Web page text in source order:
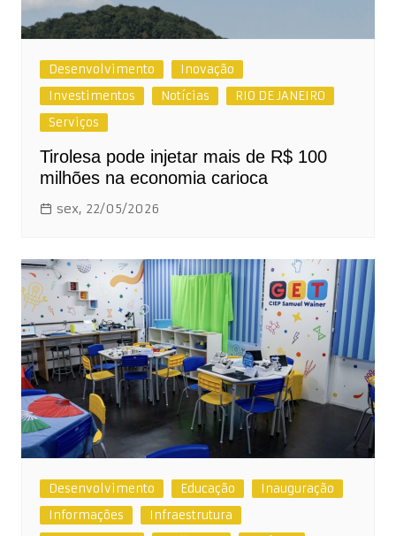
Desenvolvimento
Inovação
Investimentos
Notícias
RIO DE JANEIRO
Serviços
Tirolesa pode injetar mais de R$ 100
milhões na economia carioca
sex, 22/05/2026
Desenvolvimento Educação
Inauguração
Informações
Infraestrutura